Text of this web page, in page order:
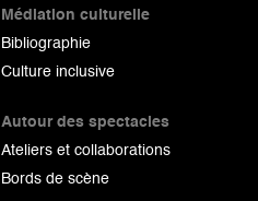
Médiation culturelle
Bibliographie
Culture inclusive
Autour des spectacles
Ateliers et collaborations
Bords de scène